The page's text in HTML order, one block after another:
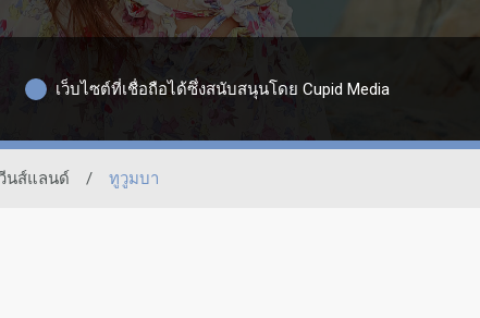
เว็บไซต์ที่เชื่อถือได้ซึ่งสนับสนุนโดย Cupid Media
นส์แลนด์ / ทูวูมบา